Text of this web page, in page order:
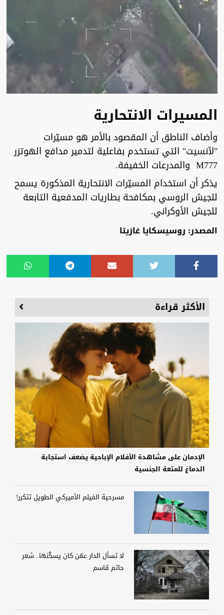
المسيرات الانتحارية
وأضاف الناطق أن المقصود بالأمر هو مسيّرات
"لآنسيت" التي تستخدم بفاعلية لتدمير مدافع الهوتزر
М777 والمدرعات الخفيفة.
يذكر أن استخدام المسيّرات الانتحارية المذكورة يسمح
للجيش الروسي بمكافحة بطاريات المدفعية التابعة
للجيش الأوكراني.
المصدر: روسيسكايا غازيتا
الأكثر قراءة
الإدمان على مشاهدة الأفلام الإباحية يضعف استجابة
الدماغ للمتعة الجنسية
مسرحية الفيلم الأميركي الطويل تتكرر!
لا تسأل الدار عمّن كان يسكُنها.. شعر
حاتم قاسم